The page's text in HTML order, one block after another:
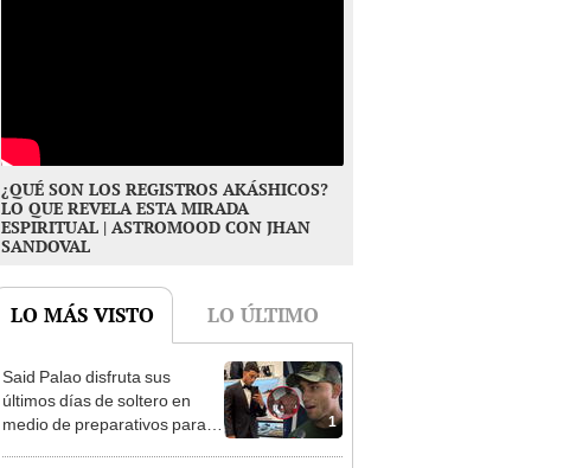
¿QUÉ SON LOS REGISTROS AKÁSHICOS?
LO QUE REVELA ESTA MIRADA
ESPIRITUAL | ASTROMOOD CON JHAN
SANDOVAL
LO MÁS VISTO LO ÚLTIMO
1
Said Palao disfruta sus
últimos días de soltero en
medio de preparativos para